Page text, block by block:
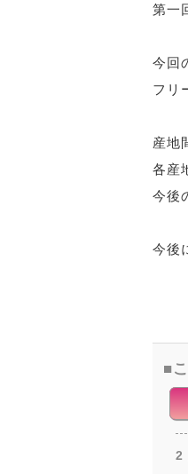
第一
今回
フリ
産地
各産
今後
今後
2